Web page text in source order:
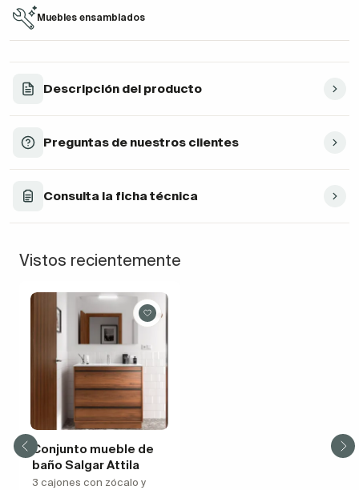
Muebles ensamblados
Descripción del producto
Preguntas de nuestros clientes
Consulta la ficha técnica
Vistos recientemente
Conjunto mueble de
baño Salgar Attila
3 cajones con zócalo y